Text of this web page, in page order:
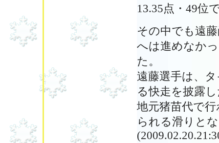
13.35点・49位
その中でも遠
へは進めなか
た。
遠藤選手は、
る快走を披露
地元猪苗代で
られる滑りと